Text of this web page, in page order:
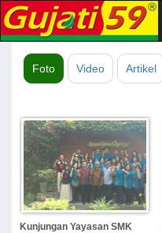
Foto Video Artikel
Kunjungan Yayasan SMK